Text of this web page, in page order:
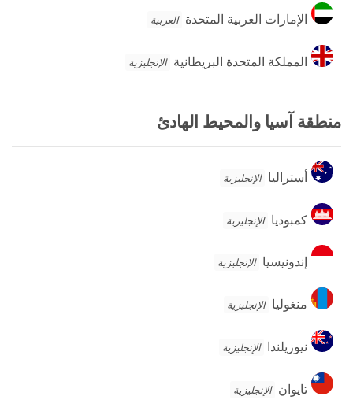
الإمارات
العربية
الإمارات العربية المتحدة العربية
المملكة
المتحدة
المملكة المتحدة البريطانية الإنجليزية
منطقة آسيا والمحيط الهادئ
أستراليا
أستراليا الإنجليزية
كمبوديا
كمبوديا الإنجليزية
إندونيسيا
إندونيسيا الإنجليزية
منغوليا
منغوليا الإنجليزية
نيوزيلندا
نيوزيلندا الإنجليزية
تايوان
تايوان الإنجليزية